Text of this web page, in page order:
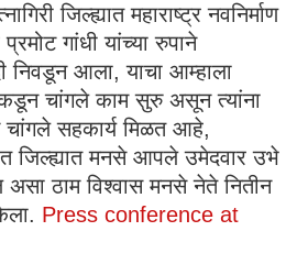
जिल्ह्यात महाराष्ट्र नवनिर्माण
गांधी यांच्या रुपाने
निवडून आला, याचा आम्हाला
चांगले काम सुरु असून त्यांना
चांगले सहकार्य मिळत आहे,
जिल्ह्यात मनसे आपले उमेदवार उभे
ठाम विश्वास मनसे नेते नितीन
Press conference at